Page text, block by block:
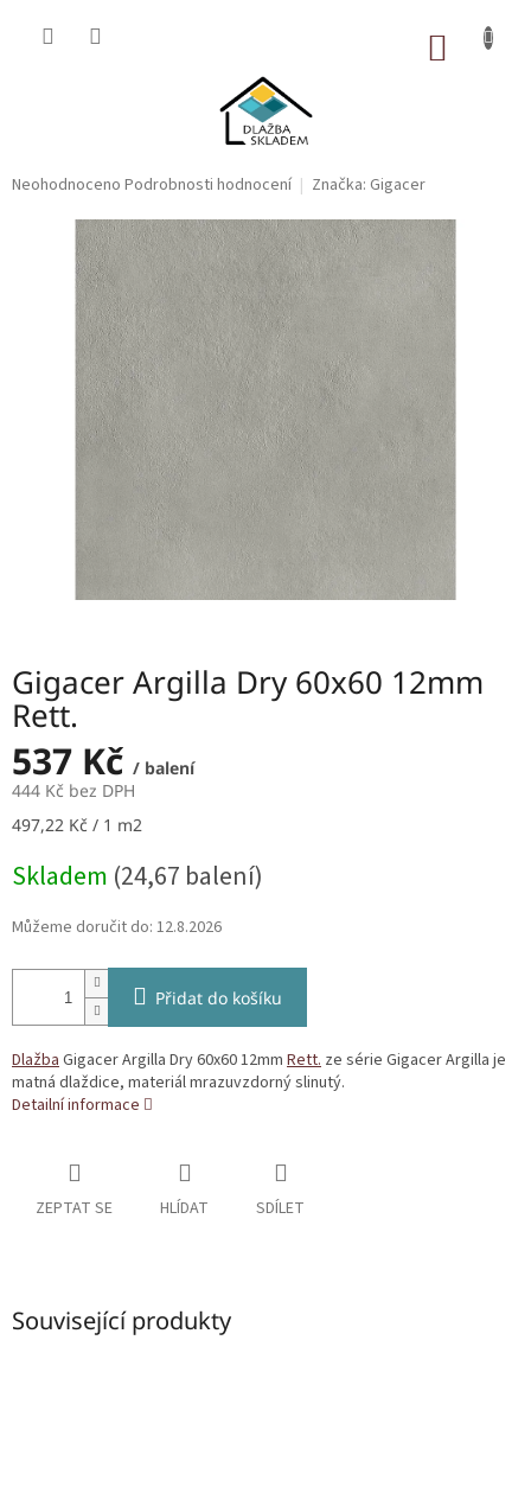
Průměrné
hvězdiček.
Neohodnoceno Podrobnosti hodnocení Značka: Gigacer
Gigacer Argilla Dry 60x60 12mm
Rett.
537 Kč / balení
444 Kč bez DPH
Měrná
497,22 Kč / 1 m2
Skladem (24,67 balení)
Můžeme doručit do: 12.8.2026
Přidat do košíku
DlažbaGigacer Argilla Dry 60x60 12mm Rett. ze série Gigacer Argilla je
matná dlaždice, materiál mrazuvzdorný slinutý.
Detailní informace
ZEPTAT SE HLÍDAT SDÍLET
Související produkty